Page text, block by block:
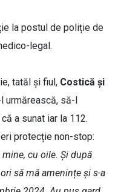
la postul de poliție de
legal.
tatăl și fiul, Costică și
urmărească, să-l
a sunat iar la 112.
protecție non-stop:
cu oile. Și după
să mă amenințe și s-a